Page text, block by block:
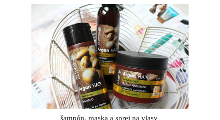
šampón, maska a sprej na vlasy